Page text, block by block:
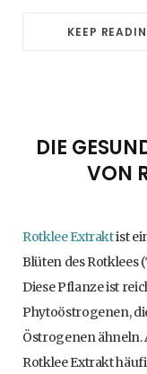
KEEP
DIE
VON
Rotklee Extraktist
Blüten des
Diese Pflanze ist
Phytoöstrogenen,
Östrogenen
Rotklee Extrakt